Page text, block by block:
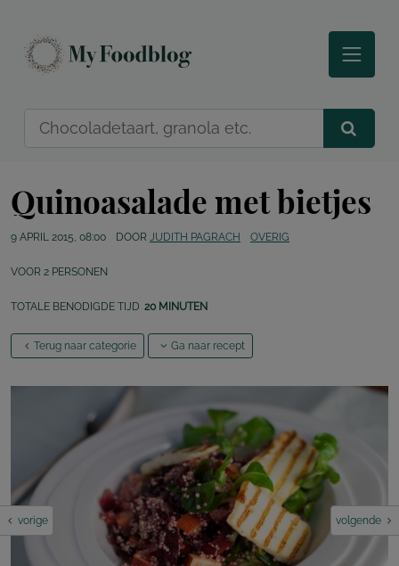
Quinoasalade met bietjes
9 APRIL 2015, 08:00 DOOR JUDITH PAGRACH OVERIG
VOOR 2 PERSONEN
TOTALE BENODIGDE TIJD 20 MINUTEN
Terug naar categorie Ga naar recept
vorige volgende